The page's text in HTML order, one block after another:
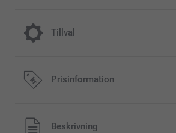
Tillval
Kylning för varma dagar
Priser på tillval och tillgänglighet
Prisinformation
Alla priser är i svenska kronor (SEK),
Beskrivning